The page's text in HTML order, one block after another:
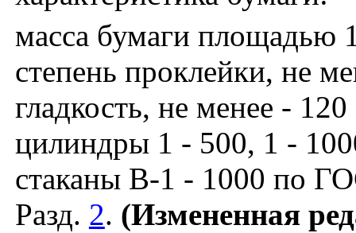
масса бумаги площадью
степень проклейки, не
гладкость, не менее - 120
цилиндры 1 - 500, 1 -
стаканы В-1 - 1000 по
Разд. 2. (Измененная